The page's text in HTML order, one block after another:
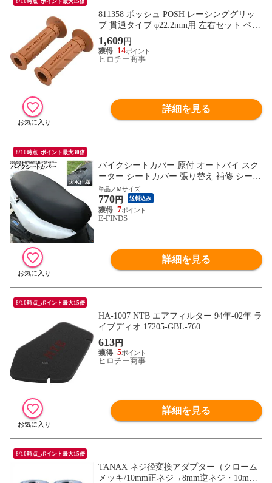
811358 ポッシュ POSH レーシンググリッ
プ 貫通タイプ φ22.2mm用 左右セット ベー
ジュ
1,609円
14
ヒロチー商事
詳細を見る
8/10時点_ポイント最大30倍
バイクシートカバー 原付 オートバイ スク
ーター シートカバー 張り替え 補修 シート
カバー 取り付け簡単 耐摩擦 耐久性 超強弾
力 保護 汎用 防水 汚れ 日焼け防止 抗酸化
単品／Mサイズ
770円 送料込み
7
E-FINDS
詳細を見る
8/10時点_ポイント最大15倍
HA-1007 NTB エアフィルター 94年-02年 ラ
イブディオ 17205-GBL-760
613円
5
ヒロチー商事
詳細を見る
8/10時点_ポイント最大15倍
TANAX ネジ径変換アダプター（クローム
メッキ/10mm正ネジ→8mm逆ネジ・10mm